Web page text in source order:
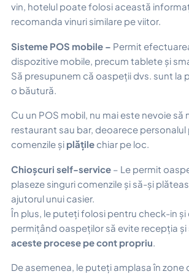
vin, hotelul poate folosi această
recomanda vinuri similare pe viitor.
Sisteme POS mobile – Permit
dispozitive mobile, precum tablete și
Să presupunem că oaspeții dvs. sunt la
o băutură.
Cu un POS mobil, nu mai este nevoie să
restaurant sau bar, deoarece
comenzile și plățile chiar pe loc.
Chioșcuri self-service – Le permit
plaseze singuri comenzile și să-și
ajutorul unui casier.
În plus, le puteți folosi pentru check-in și
permițând oaspeților să evite recepția și
aceste procese pe cont propriu
De asemenea, le puteți amplasa în zone